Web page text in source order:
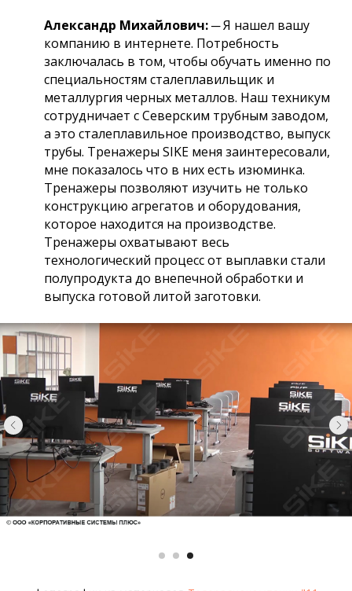
Александр Михайлович:─Я нашел вашу
компанию в интернете. Потребность
заключалась в том, чтобы обучать именно по
специальностям сталеплавильщик и
металлургия черных металлов. Наш техникум
сотрудничает с Северским трубным заводом,
а это сталеплавильное производство, выпуск
трубы. Тренажеры SIKE меня заинтересовали,
мне показалось что в них есть изюминка.
Тренажеры позволяют изучить не только
конструкцию агрегатов и оборудования,
которое находится на производстве.
Тренажеры охватывают весь
технологический процесс от выплавки стали
полупродукта до внепечной обработки и
выпуска готовой литой заготовки.